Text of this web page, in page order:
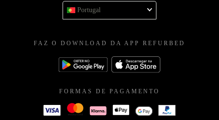
Portugal
FAZ O DOWNLOAD DA APP REFURBED
FORMAS DE PAGAMENTO